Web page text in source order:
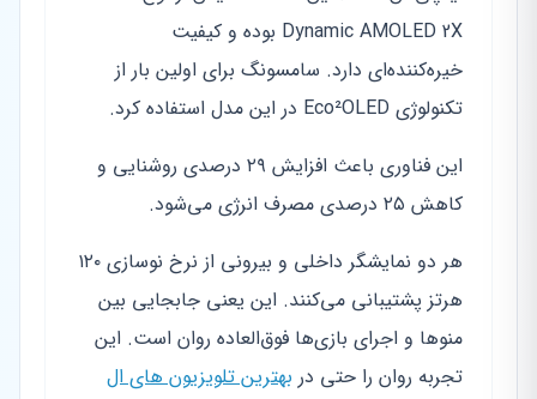
Dynamic AMOLED 2X بوده و کیفیت
خیره‌کننده‌ای دارد. سامسونگ برای اولین بار از
تکنولوژی Eco²OLED در این مدل استفاده کرد.
این فناوری باعث افزایش ۲۹ درصدی روشنایی و
کاهش ۲۵ درصدی مصرف انرژی می‌شود.
هر دو نمایشگر داخلی و بیرونی از نرخ نوسازی ۱۲۰
هرتز پشتیبانی می‌کنند. این یعنی جابجایی بین
منوها و اجرای بازی‌ها فوق‌العاده روان است. این
تجربه روان را حتی در بهترین تلویزیون های ال